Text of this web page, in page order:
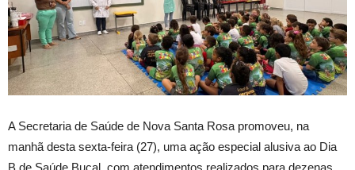
A Secretaria de Saúde de Nova Santa Rosa promoveu, na
manhã desta sexta-feira (27), uma ação especial alusiva ao Dia
B de Saúde Bucal, com atendimentos realizados para dezenas